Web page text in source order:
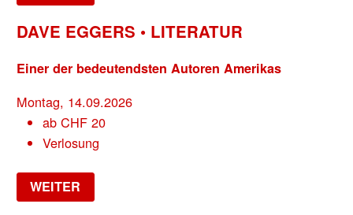
DAVE EGGERS • LITERATUR
Einer der bedeutendsten Autoren Amerikas
Montag, 14.09.2026
ab CHF20
Verlosung
WEITER